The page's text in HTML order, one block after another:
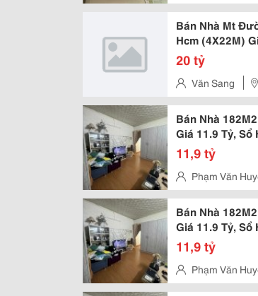
Bán Nhà Mt
Hcm (4X22M)
20 tỷ
Văn Sang
Tp Hcm
Bán Nhà
Giá 11.9 Tỷ, Sổ
11,9 tỷ
Phạm Văn
Bán Nhà
Giá 11.9 Tỷ, Sổ
11,9 tỷ
Phạm Văn